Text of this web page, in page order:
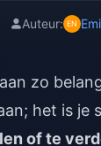
Auteur:
zo
het is
of te